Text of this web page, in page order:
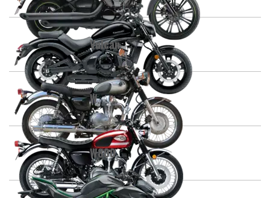
Vulcan
W
W800